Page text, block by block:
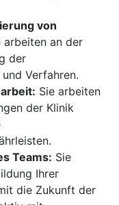
von
arbeiten an der
der
Verfahren.
Sie arbeiten
der Klinik
Teams: Sie
Ihrer
die Zukunft der